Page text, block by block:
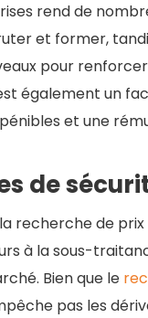
rend de
et former,
pour
également un
et une
de
recherche de
à la sous-
Bien que le
pas les